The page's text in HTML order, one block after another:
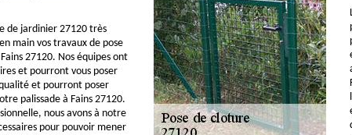
de jardinier 27120 très
main vos travaux de pose
27120. Nos équipes ont
et pourront vous poser
et pourront poser
palissade à Fains 27120.
nous avons à notre
pour pouvoir mener